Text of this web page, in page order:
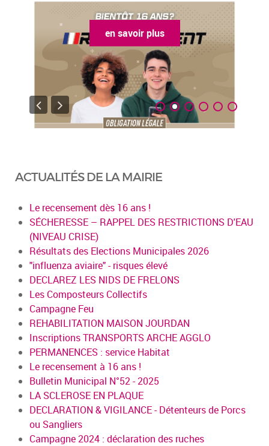
en savoir plus
ACTUALITÉS DE LA MAIRIE
Le recensement dès 16 ans !
SÉCHERESSE – RAPPEL DES RESTRICTIONS D'EAU
(NIVEAU CRISE)
Résultats des Elections Municipales 2026
"influenza aviaire" - risques élevé
DECLAREZ LES NIDS DE FRELONS
Les Composteurs Collectifs
Campagne Feu
REHABILITATION MAISON JOURDAN
Inscriptions TRANSPORTS ARCHE AGGLO
PERMANENCES : service Habitat
Le recensement à 16 ans !
Bulletin Municipal N°52 - 2025
LA SCLEROSE EN PLAQUE
DECLARATION & VIGILANCE - Détenteurs de Porcs
ou Sangliers
Campagne 2024 : déclaration des ruches